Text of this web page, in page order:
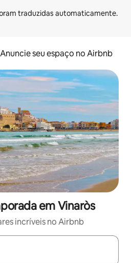
Anuncie seu espaço no Airbnb
em Vinaròs
incríveis no Airbnb
disponíveis, explore-os